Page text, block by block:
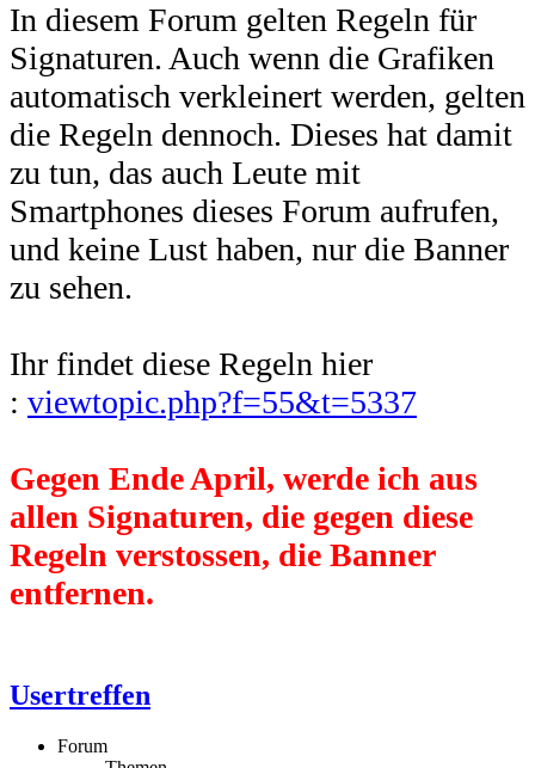
In diesem Forum gelten Regeln für
Signaturen. Auch wenn die Grafiken
automatisch verkleinert werden, gelten
die Regeln dennoch. Dieses hat damit
zu tun, das auch Leute mit
Smartphones dieses Forum aufrufen,
und keine Lust haben, nur die Banner
zu sehen.
Ihr findet diese Regeln hier
: viewtopic.php?f=55&t=5337
Gegen Ende April, werde ich aus
allen Signaturen, die gegen diese
Regeln verstossen, die Banner
entfernen.
Usertreffen
Forum